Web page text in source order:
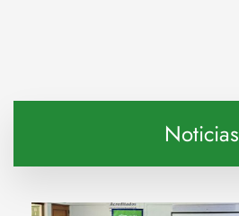
Noticias